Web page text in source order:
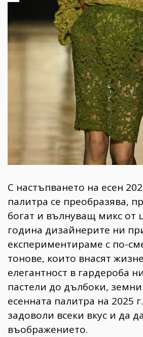
Wellness
1817
ПОСЛЕДВАЙТЕ
С настъпването на есен
палитра се преобразява,
богат и вълнуващ микс от
година дизайнерите ни
експериментираме с по-
тонове, които внасят
елегантност в гардероба
пастели до дълбоки,
есенната палитра на 2025
задоволи всеки вкус и да
въображението.